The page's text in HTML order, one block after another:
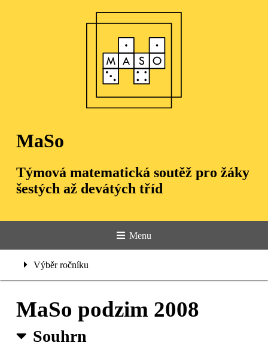
MaSo
Týmová matematická soutěž pro žáky
šestých až devátých tříd
Menu
Výběr ročníku
MaSo podzim 2008
Souhrn